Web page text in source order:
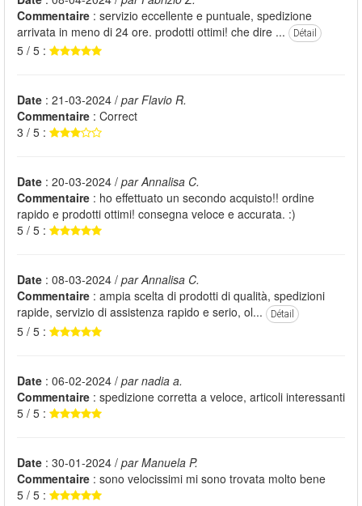
Commentaire : servizio eccellente e puntuale, spedizione
arrivata in meno di 24 ore. prodotti ottimi! che dire ...
Détail
5 / 5 :
Date : 21-03-2024 / par Flavio R.
Commentaire : Correct
3 / 5 :
Date : 20-03-2024 / par Annalisa C.
Commentaire : ho effettuato un secondo acquisto!! ordine
rapido e prodotti ottimi! consegna veloce e accurata. :)
5 / 5 :
Date : 08-03-2024 / par Annalisa C.
Commentaire : ampia scelta di prodotti di qualità, spedizioni
rapide, servizio di assistenza rapido e serio, ol...
Détail
5 / 5 :
Date : 06-02-2024 / par nadia a.
Commentaire : spedizione corretta a veloce, articoli interessanti
5 / 5 :
Date : 30-01-2024 / par Manuela P.
Commentaire : sono velocissimi mi sono trovata molto bene
5 / 5 :